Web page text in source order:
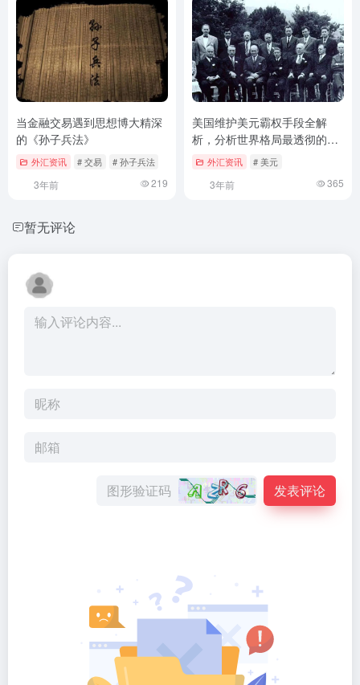
当金融交易遇到思想博大精深
的《孙子兵法》
外汇资讯 # 交易 # 孙子兵法
3年前 219
美国维护美元霸权手段全解
析，分析世界格局最透彻的雄
文 外汇资讯 # 美元
3年前 365
暂无评论
发表评论